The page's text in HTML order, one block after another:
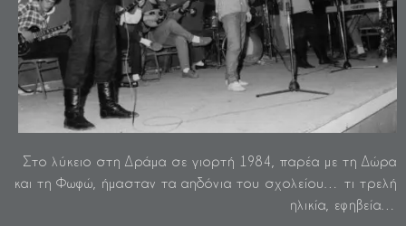
Στο λύκειο στη Δράμα σε γιορτή 1984, παρέα με τη Δώρα
και τη Φωφώ, ήμασταν τα αηδόνια του σχολείου… τι τρελή
ηλικία, εφηβεία…